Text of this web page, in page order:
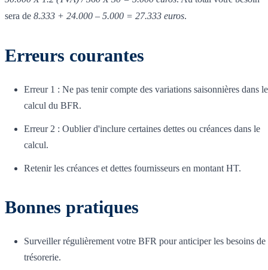
sera de 8.333 + 24.000 – 5.000 = 27.333 euros.
Erreurs courantes
Erreur 1 : Ne pas tenir compte des variations saisonnières dans le
calcul du BFR.
Erreur 2 : Oublier d'inclure certaines dettes ou créances dans le
calcul.
Retenir les créances et dettes fournisseurs en montant HT.
Bonnes pratiques
Surveiller régulièrement votre BFR pour anticiper les besoins de
trésorerie.